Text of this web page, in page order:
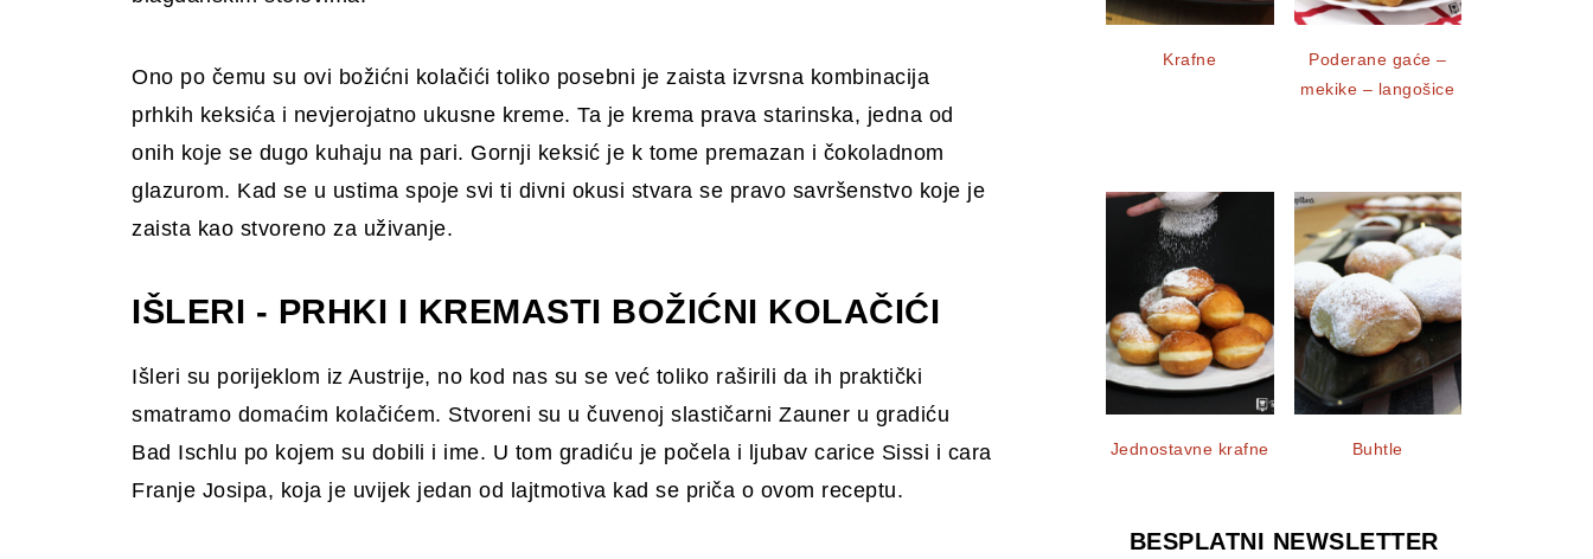
Ono po čemu su ovi božićni kolačići toliko posebni je zaista izvrsna kombinacija
prhkih keksića i nevjerojatno ukusne kreme. Ta je krema prava starinska, jedna od
onih koje se dugo kuhaju na pari. Gornji keksić je k tome premazan i čokoladnom
glazurom. Kad se u ustima spoje svi ti divni okusi stvara se pravo savršenstvo koje je
zaista kao stvoreno za uživanje.
IŠLERI - PRHKI I KREMASTI BOŽIĆNI KOLAČIĆI
Išleri su porijeklom iz Austrije, no kod nas su se već toliko raširili da ih praktički
smatramo domaćim kolačićem. Stvoreni su u čuvenoj slastičarni Zauner u gradiću
Bad Ischlu po kojem su dobili i ime. U tom gradiću je počela i ljubav carice Sissi i cara
Franje Josipa, koja je uvijek jedan od lajtmotiva kad se priča o ovom receptu.
Krafne
Poderane gaće –
mekike – langošice
Jednostavne krafne Buhtle
BESPLATNI NEWSLETTER